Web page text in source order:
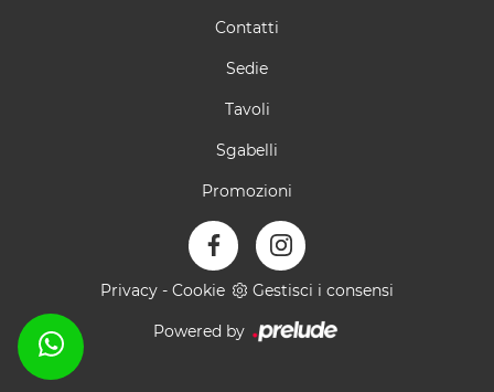
Contatti
Sedie
Tavoli
Sgabelli
Promozioni
Privacy - Cookie Gestisci i consensi
Powered by